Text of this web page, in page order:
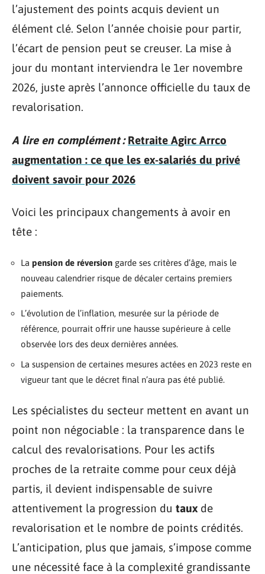
l’ajustement des points acquis devient un
élément clé. Selon l’année choisie pour partir,
l’écart de pension peut se creuser. La mise à
jour du montant interviendra le 1er novembre
2026, juste après l’annonce officielle du taux de
revalorisation.
A lire en complément : Retraite Agirc Arrco
augmentation : ce que les ex-salariés du privé
doivent savoir pour 2026
Voici les principaux changements à avoir en
tête :
La pension de réversion garde ses critères d’âge, mais le
nouveau calendrier risque de décaler certains premiers
paiements.
L’évolution de l’inflation, mesurée sur la période de
référence, pourrait offrir une hausse supérieure à celle
observée lors des deux dernières années.
La suspension de certaines mesures actées en 2023 reste en
vigueur tant que le décret final n’aura pas été publié.
Les spécialistes du secteur mettent en avant un
point non négociable : la transparence dans le
calcul des revalorisations. Pour les actifs
proches de la retraite comme pour ceux déjà
partis, il devient indispensable de suivre
attentivement la progression du taux de
revalorisation et le nombre de points crédités.
L’anticipation, plus que jamais, s’impose comme
une nécessité face à la complexité grandissante